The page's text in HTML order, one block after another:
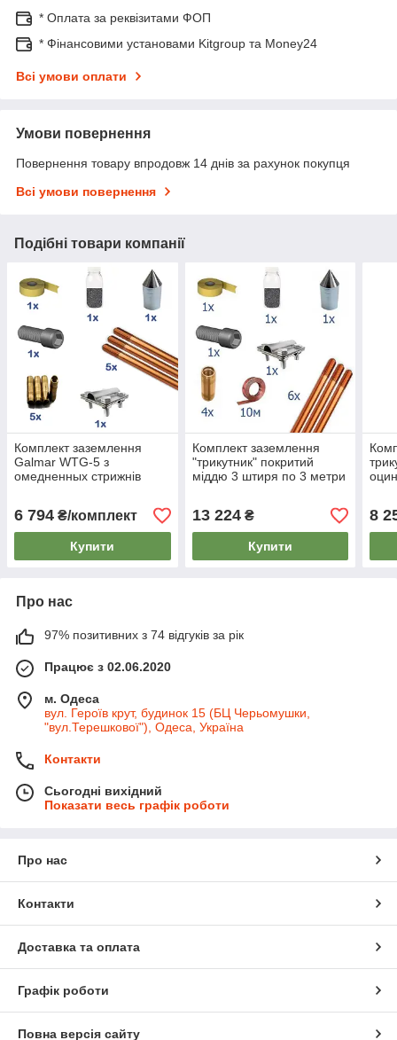
* Оплата за реквізитами ФОП
* Фінансовими установами Kitgroup та Money24
Всі умови оплати
Умови повернення
Повернення товару впродовж 14 днів за рахунок покупця
Всі умови повернення
Подібні товари компанії
Комплект заземлення
Galmar WTG-5 з
омедненных стрижнів
6 794 ₴/комплект
Купити
Комплект заземлення
"трикутник" покритий
міддю 3 штиря по 3 метри
13 224₴
Купити
8
Про нас
97% позитивних з 74 відгуків за рік
Працює з 02.06.2020
м. Одеса
вул. Героїв крут, будинок 15 (БЦ Черьомушки,
"вул.Терешкової"), Одеса, Україна
Контакти
Сьогодні вихідний
Показати весь графік роботи
Про нас
Контакти
Доставка та оплата
Графік роботи
Повна версія сайту